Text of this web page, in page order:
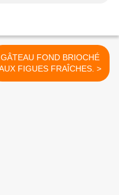
GÂTEAU FOND BRIOCHÉ
AUX FIGUES FRAÎCHES. >